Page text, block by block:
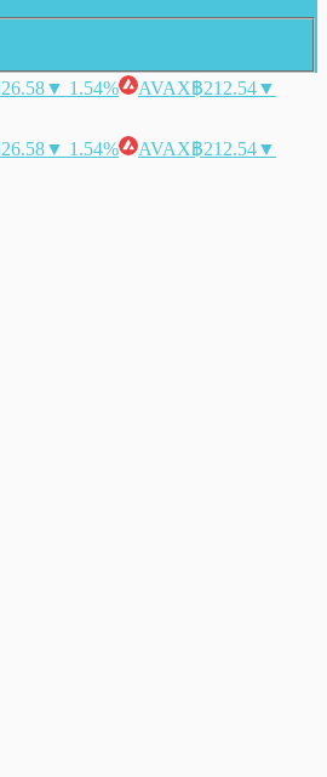
▼ 1.54% AVAX฿212.54▼
▼ 1.54% AVAX฿212.54▼